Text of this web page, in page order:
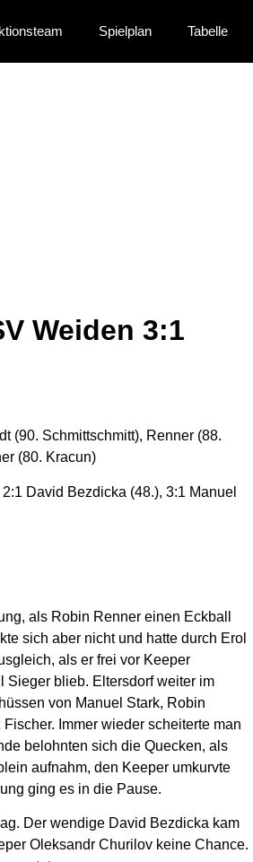
Spielplan Tabelle
Weiden 3:1
(90. Schmittschmitt), Renner (88.
(80. Kracun)
David Bezdicka (48.), 3:1 Manuel
als Robin Renner einen Eckball
sich aber nicht und hatte durch Erol
als er frei vor Keeper
Sieger blieb. Eltersdorf weiter im
von Manuel Stark, Robin
Immer wieder scheiterte man
belohnten sich die Quecken, als
aufnahm, den Keeper umkurvte
ging es in die Pause.
Der wendige David Bezdicka kam
Oleksandr Churilov keine Chance.